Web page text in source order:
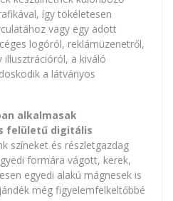
így tökéletesen
vagy egy adott
logóról, reklámüzenetről,
a kiváló
a látványos
alkalmasak
felületű digitális
színeket és részletgazdag
formára vágott, kerek,
egyedi alakú mágnesek is
még figyelemfelkeltőbbé